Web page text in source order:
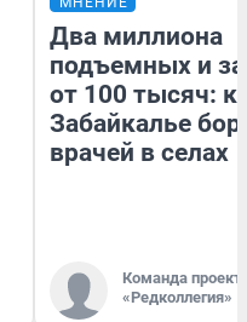
Два миллиона
подъемных и
от 100 тысяч:
Забайкалье
врачей в селах
Команда
«Редколлегия»